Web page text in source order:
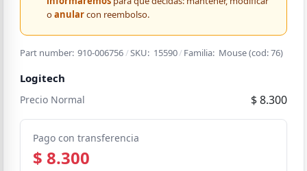
oanularcon reembolso.
Part number: 910-006756 /SKU: 15590/Familia: Mouse(cod:76)
Logitech
Precio Normal $ 8.300
Pago con transferencia
$ 8.300